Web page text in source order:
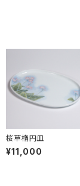
桜草楕円皿
¥11,000